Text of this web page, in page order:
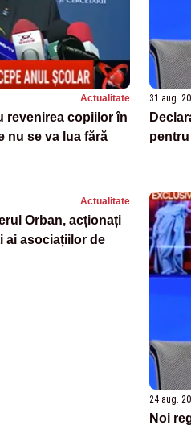
Actualitate
revenirea copiilor în
nu se va lua fără
31 aug.
Actualitate
Orban, acționați
ai asociațiilor de
24 aug.
Noi